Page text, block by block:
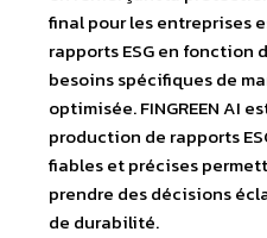
final pour les entreprises
rapports ESG en fonction
besoins spécifiques de
optimisée. FINGREEN AI
production de rapports
fiables et précises
prendre des décisions
de durabilité.